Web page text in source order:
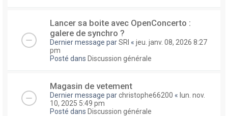
Lancer sa boite avec OpenConcerto :
galere de synchro ?
Dernier message parSRI « jeu. janv. 08, 2026 8:27
pm
Posté dans Discussion générale
Magasin de vetement
Dernier message parchristophe66200 « lun. nov.
10, 2025 5:49 pm
Posté dans Discussion générale